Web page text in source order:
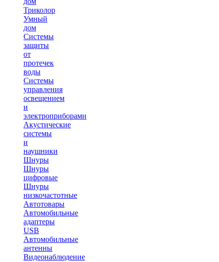
Триколор
Умный
дом
Системы
защиты
от
протечек
воды
Системы
управления
освещением
и
электроприборами
Акустические
системы
и
наушники
Шнуры
Шнуры
цифровые
Шнуры
низкочастотные
Автотовары
Автомобильные
адаптеры
USB
Автомобильные
антенны
Видеонаблюдение